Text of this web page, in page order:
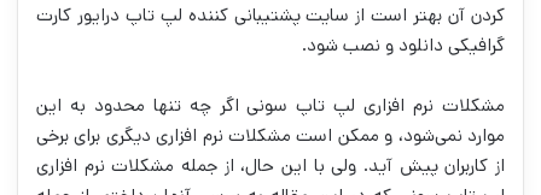
کردن آن بهتر است از سایت پشتیبانی کننده لپ تاپ درایور کارت
گرافیکی دانلود و نصب شود.
مشکلات نرم افزاری لپ تاپ سونی اگر چه تنها محدود به این
موارد نمی‌شود، و ممکن است مشکلات نرم افزاری دیگری برای برخی
از کاربران پیش آید. ولی با این حال، از جمله مشکلات نرم افزاری